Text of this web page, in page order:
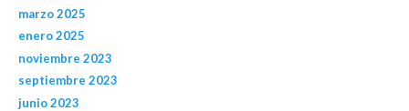
marzo 2025
enero 2025
noviembre 2023
septiembre 2023
junio 2023